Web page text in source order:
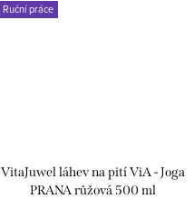
Ruční práce
VitaJuwel láhev na pití ViA - Joga
PRANA růžová 500 ml